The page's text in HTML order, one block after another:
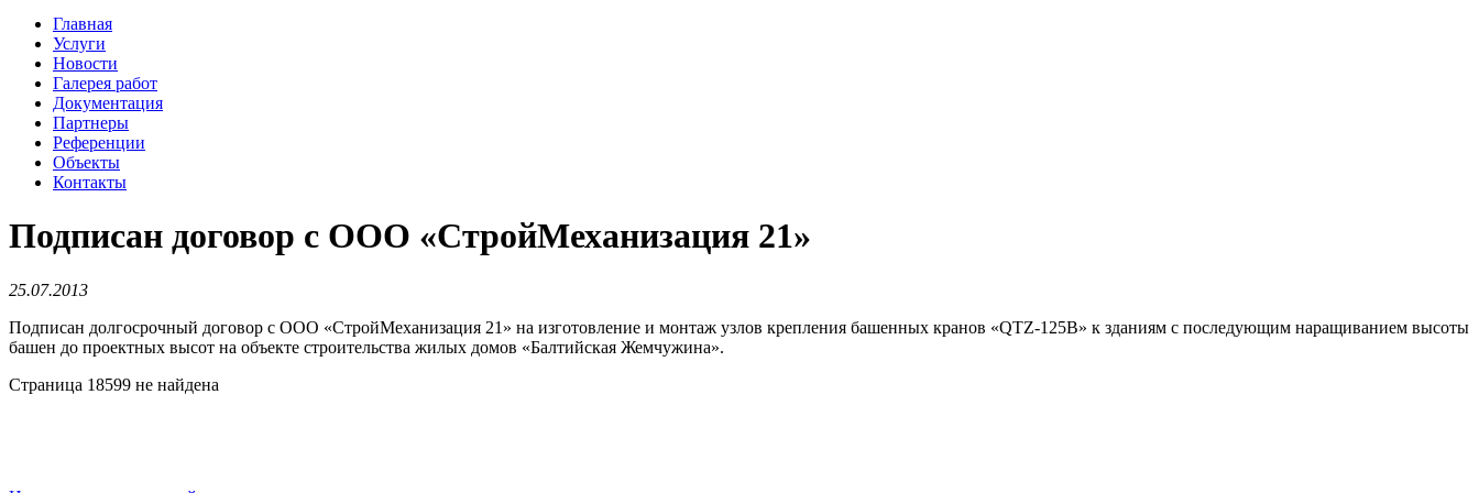
Главная
Услуги
Новости
Галерея работ
Документация
Партнеры
Референции
Объекты
Контакты
Подписан договор с ООО «СтройМеханизация 21»
25.07.2013
Подписан долгосрочный договор с ООО «СтройМеханизация 21» на изготовление и монтаж узлов крепления башенных кранов «QTZ-125B» к зданиям с последующим наращиванием высоты
башен до проектных высот на объекте строительства жилых домов «Балтийская Жемчужина».
Страница 18599 не найдена